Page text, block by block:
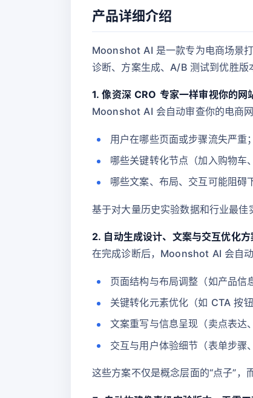
产品详细介绍
Moonshot AI 是一款专为电商场景
诊断、方案生成、A/B 测试到优胜
1. 像资深 CRO 专家一样审视你的网
Moonshot AI 会自动审查你的电商
用户在哪些页面或步骤流失严重；
哪些关键转化节点（加入购物车
哪些文案、布局、交互可能阻碍
基于对大量历史实验数据和行业最
2. 自动生成设计、文案与交互优化方
在完成诊断后，Moonshot AI 会自
页面结构与布局调整（如产品信
关键转化元素优化（如 CTA 按
文案重写与信息呈现（卖点表达
交互与用户体验细节（表单步骤
这些方案不仅是概念层面的“点子”